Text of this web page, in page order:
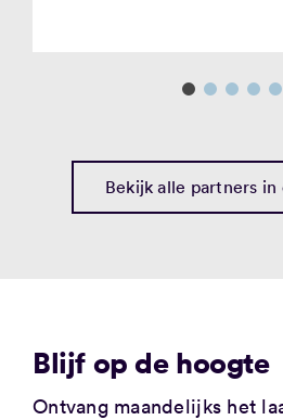
Bekijk alle partners
Blijf op de hoogte
Ontvang maandelijks het